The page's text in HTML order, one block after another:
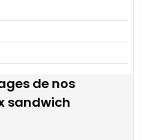
de nos
sandwich